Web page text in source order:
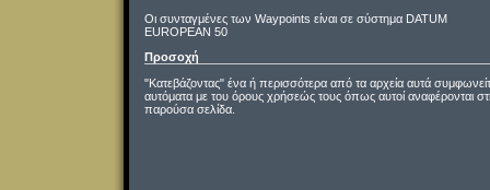
Οι συνταγμένες των Waypoints είναι σε σύστημα DATUM
EUROPEAN 50
Προσοχή
"Κατεβάζοντας" ένα ή περισσότερα από τα αρχεία αυτά
αυτόματα με του όρους χρήσεώς τους όπως αυτοί αναφέρονται
παρούσα σελίδα.